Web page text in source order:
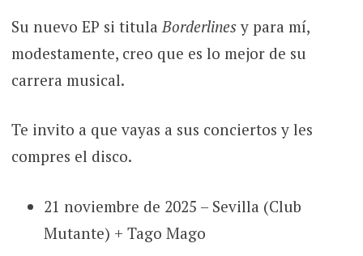
Su nuevo EP si titula Borderlinesy para mí,
modestamente, creo que es lo mejor de su
carrera musical.
Te invito a que vayas a sus conciertos y les
compres el disco.
21 noviembre de 2025 – Sevilla (Club
Mutante) + Tago Mago